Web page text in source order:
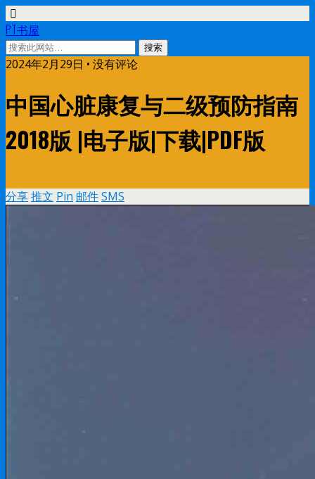
PT书屋
2024年2月29日 • 没有评论
中国心脏康复与二级预防指南
2018版 |电子版|下载|PDF版
分享推文 Pin 邮件SMS